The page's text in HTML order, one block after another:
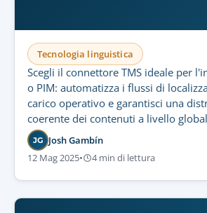
Tecnologia linguistica
Scegli il connettore TMS ideale per
o PIM: automatizza i flussi di
carico operativo e garantisci una
coerente dei contenuti a livello
JG Josh Gambín
12 Mag 2025• 4 min di lettura